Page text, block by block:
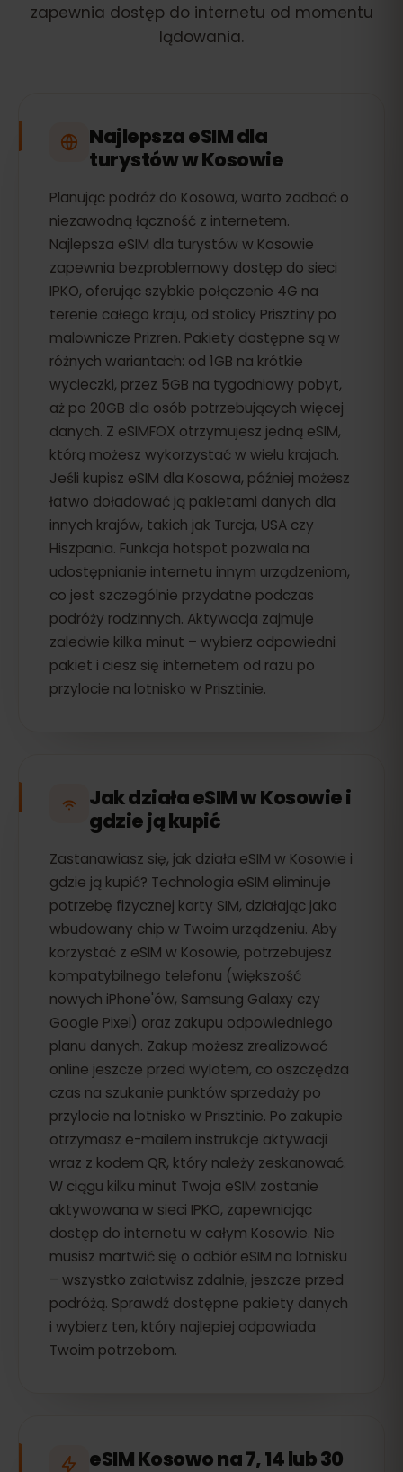
zapewnia dostęp do internetu od momentu
lądowania.
Najlepsza eSIM dla
turystów w Kosowie
Planując podróż do Kosowa, warto zadbać o
niezawodną łączność z internetem.
Najlepsza eSIM dla turystów w Kosowie
zapewnia bezproblemowy dostęp do sieci
IPKO, oferując szybkie połączenie 4G na
terenie całego kraju, od stolicy Prisztiny po
malownicze Prizren. Pakiety dostępne są w
różnych wariantach: od 1GB na krótkie
wycieczki, przez 5GB na tygodniowy pobyt,
aż po 20GB dla osób potrzebujących więcej
danych. Z eSIMFOX otrzymujesz jedną eSIM,
którą możesz wykorzystać w wielu krajach.
Jeśli kupisz eSIM dla Kosowa, później możesz
łatwo doładować ją pakietami danych dla
innych krajów, takich jak Turcja, USA czy
Hiszpania. Funkcja hotspot pozwala na
udostępnianie internetu innym urządzeniom,
co jest szczególnie przydatne podczas
podróży rodzinnych. Aktywacja zajmuje
zaledwie kilka minut – wybierz odpowiedni
pakiet i ciesz się internetem od razu po
przylocie na lotnisko w Prisztinie.
Jak działa eSIM w Kosowie i
gdzie ją kupić
Zastanawiasz się, jak działa eSIM w Kosowie i
gdzie ją kupić? Technologia eSIM eliminuje
potrzebę fizycznej karty SIM, działając jako
wbudowany chip w Twoim urządzeniu. Aby
korzystać z eSIM w Kosowie, potrzebujesz
kompatybilnego telefonu (większość
nowych iPhone'ów, Samsung Galaxy czy
Google Pixel) oraz zakupu odpowiedniego
planu danych. Zakup możesz zrealizować
online jeszcze przed wylotem, co oszczędza
czas na szukanie punktów sprzedaży po
przylocie na lotnisko w Prisztinie. Po zakupie
otrzymasz e-mailem instrukcje aktywacji
wraz z kodem QR, który należy zeskanować.
W ciągu kilku minut Twoja eSIM zostanie
aktywowana w sieci IPKO, zapewniając
dostęp do internetu w całym Kosowie. Nie
musisz martwić się o odbiór eSIM na lotnisku
– wszystko załatwisz zdalnie, jeszcze przed
podróżą. Sprawdź dostępne pakiety danych
i wybierz ten, który najlepiej odpowiada
Twoim potrzebom.
eSIM Kosowo na 7, 14 lub 30